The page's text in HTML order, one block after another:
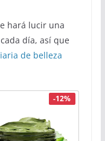
hará lucir una
día, así que
de belleza
-12%